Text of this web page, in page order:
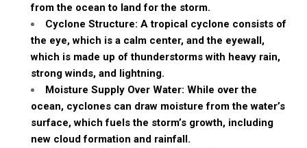
from the ocean to land for the storm.
Cyclone Structure: A tropical cyclone consists of
the eye, which is a calm center, and the eyewall,
which is made up of thunderstorms with heavy rain,
strong winds, and lightning.
Moisture Supply Over Water: While over the
ocean, cyclones can draw moisture from the water’s
surface, which fuels the storm’s growth, including
new cloud formation and rainfall.